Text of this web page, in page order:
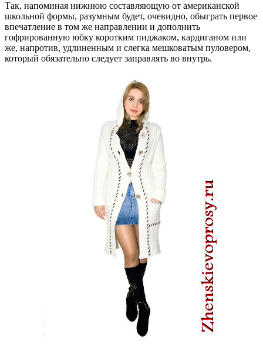
Так, напоминая нижнюю составляющую от американской
школьной формы, разумным будет, очевидно, обыграть первое
впечатление в том же направлении и дополнить
гофрированную юбку коротким пиджаком, кардиганом или
же, напротив, удлиненным и слегка мешковатым пуловером,
который обязательно следует заправлять во внутрь.